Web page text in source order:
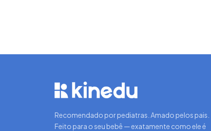
Recomendado por pediatras. Amado pelos pais.
Feito para o seu bebê — exatamente como ele é